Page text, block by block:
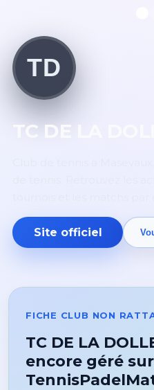
TD
TC DE LA
Site officiel
FICHE CLUB NON
TC DE LA
encore géré sur